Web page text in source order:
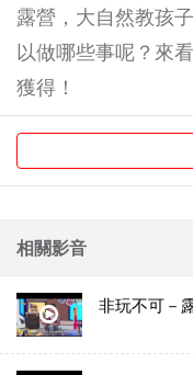
露營，大自然教孩
以做哪些事呢？來
獲得！
相關影音
非玩不可－